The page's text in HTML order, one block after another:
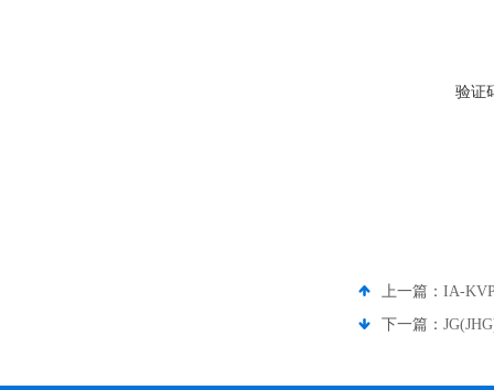
验证
上一篇： IA-
下一篇：